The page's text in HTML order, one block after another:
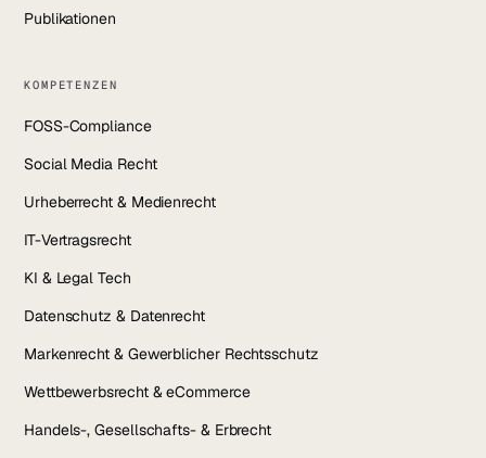
Publikationen
KOMPETENZEN
FOSS-Compliance
Social Media Recht
Urheberrecht & Medienrecht
IT-Vertragsrecht
KI & Legal Tech
Datenschutz & Datenrecht
Markenrecht & Gewerblicher Rechtsschutz
Wettbewerbsrecht & eCommerce
Handels-, Gesellschafts- & Erbrecht